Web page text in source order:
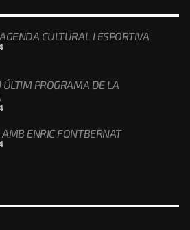
CULTURAL I ESPORTIVA
PROGRAMA DE LA
ENRIC FONTBERNAT